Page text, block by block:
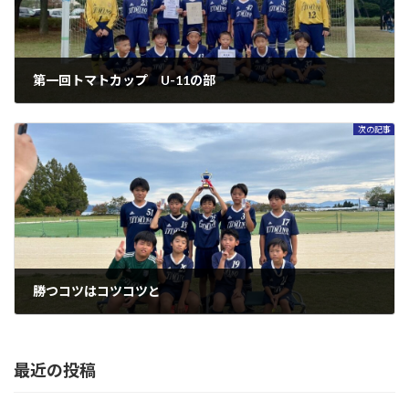
第一回トマトカップ U-11の部
次の記事
勝つコツはコツコツと
最近の投稿